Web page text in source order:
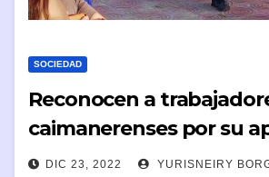
SOCIEDAD
Reconocen a
caimanerenses por su
recuperación tras Ian
DIC 23, 2022 YURISNEIRY